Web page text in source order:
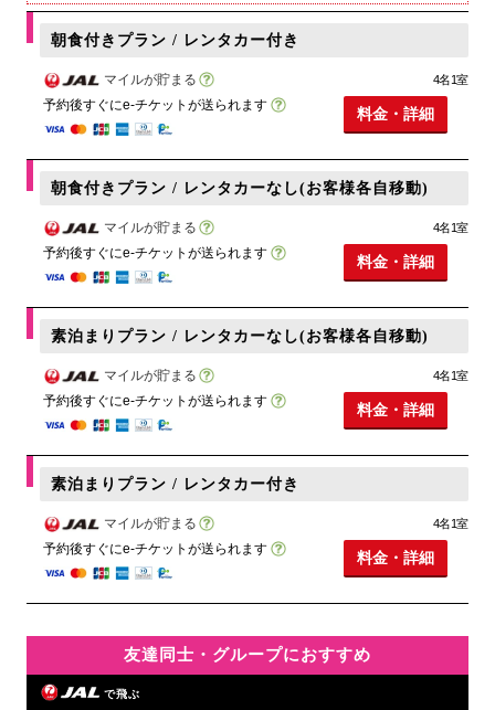
朝食付きプラン / レンタカー付き
マイルが貯まる
予約後すぐにe-チケットが送られます
4名1室
料金・詳細
朝食付きプラン / レンタカーなし(お客様各自移動)
マイルが貯まる
予約後すぐにe-チケットが送られます
4名1室
料金・詳細
素泊まりプラン / レンタカーなし(お客様各自移動)
マイルが貯まる
予約後すぐにe-チケットが送られます
4名1室
料金・詳細
素泊まりプラン / レンタカー付き
マイルが貯まる
予約後すぐにe-チケットが送られます
4名1室
料金・詳細
友達同士・グループにおすすめ
で飛ぶ